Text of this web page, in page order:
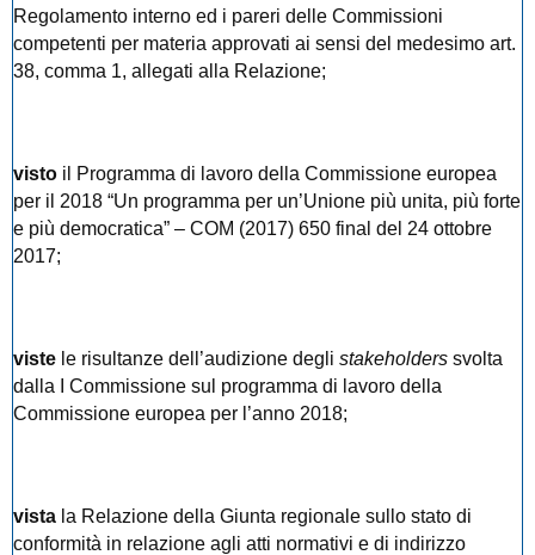
Regolamento interno ed i pareri delle Commissioni
competenti per materia approvati ai sensi del medesimo art.
38, comma 1, allegati alla Relazione;
visto il Programma di lavoro della Commissione europea
per il 2018 “Un programma per un’Unione più unita, più forte
e più democratica” – COM (2017) 650 final del 24 ottobre
2017;
viste le risultanze dell’audizione degli stakeholders svolta
dalla I Commissione sul programma di lavoro della
Commissione europea per l’anno 2018;
vista la Relazione della Giunta regionale sullo stato di
conformità in relazione agli atti normativi e di indirizzo